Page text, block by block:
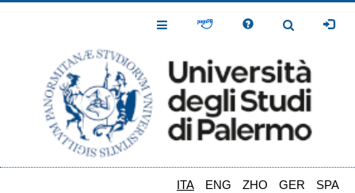
Toggle
Toggle
ITA ENG ZHO GER SPA